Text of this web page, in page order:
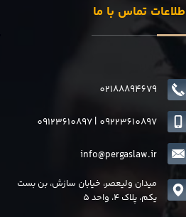
تماس با ما
02188894679
info@pergaslaw.ir
09123610897| 09223610897
میدان ولیعصر، خیابان سازش، بن بست
یکم، پلاک 4، واحد 5